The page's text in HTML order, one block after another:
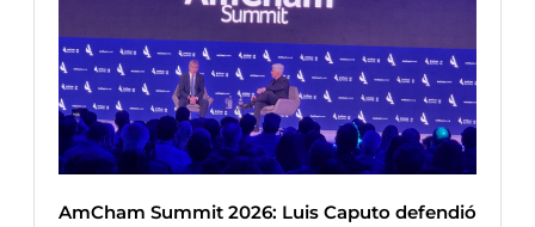
AmCham Summit 2026: Luis Caputo defendió